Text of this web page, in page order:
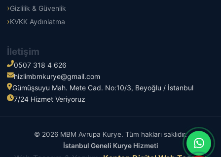
Gizlilik & Güvenlik
KVKK Aydınlatma
İletişim
0507 318 4 626
hizlimbmkurye@gmail.com
Gümüşsuyu Mah. Mete Cad. No:10/3, Beyoğlu / İstanbul
7/24 Hizmet Veriyoruz
© 2026 MBM Avrupa Kurye. Tüm hakları saklıdır.
İstanbul Geneli Kurye Hizmeti